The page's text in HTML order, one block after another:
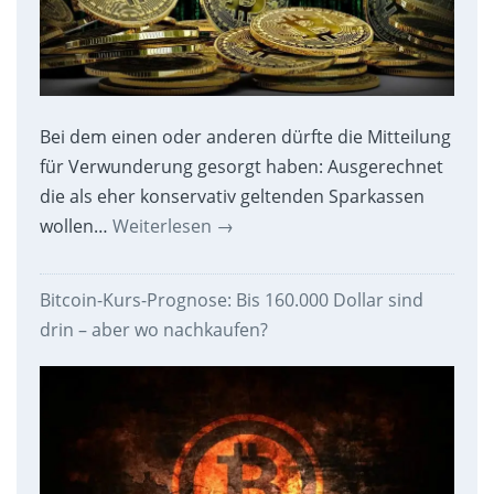
Bei dem einen oder anderen dürfte die Mitteilung
für Verwunderung gesorgt haben: Ausgerechnet
die als eher konservativ geltenden Sparkassen
wollen… Weiterlesen →
Bitcoin-Kurs-Prognose: Bis 160.000 Dollar sind
drin – aber wo nachkaufen?